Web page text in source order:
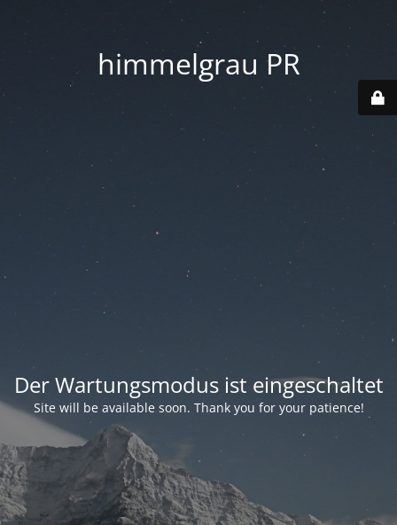
himmelgrau PR
Der Wartungsmodus ist eingeschaltet
Site will be available soon. Thank you for your patience!